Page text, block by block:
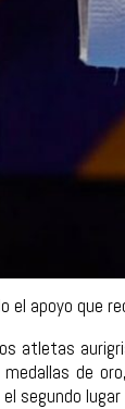
el apoyo que
atletas
medallas de
segundo